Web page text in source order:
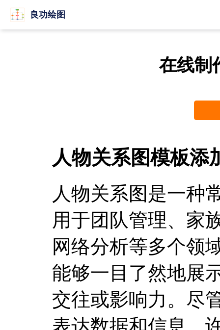
良功绘图
在线制
人物关系图模板添
人物关系图是一种
用于团队管理、家
网络分析等多个领
能够一目了然地展
交往或影响力。尽
表达数据和信息，